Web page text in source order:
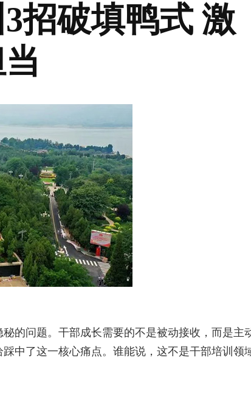
招破填鸭式 激
的问题。干部成长需要的不是被动接收，而是主
中了这一核心痛点。谁能说，这不是干部培训领